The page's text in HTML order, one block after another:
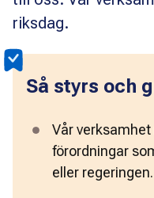
riksdag.
Så styrs och
Vår
förordningar
eller regeringen.